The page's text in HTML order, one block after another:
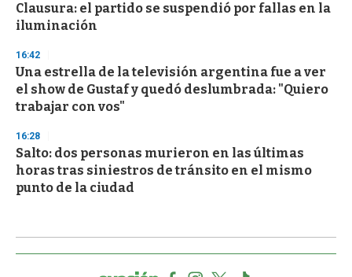
Clausura: el partido se suspendió por fallas en la
iluminación
16:42
Una estrella de la televisión argentina fue a ver
el show de Gustaf y quedó deslumbrada: "Quiero
trabajar con vos"
16:28
Salto: dos personas murieron en las últimas
horas tras siniestros de tránsito en el mismo
punto de la ciudad